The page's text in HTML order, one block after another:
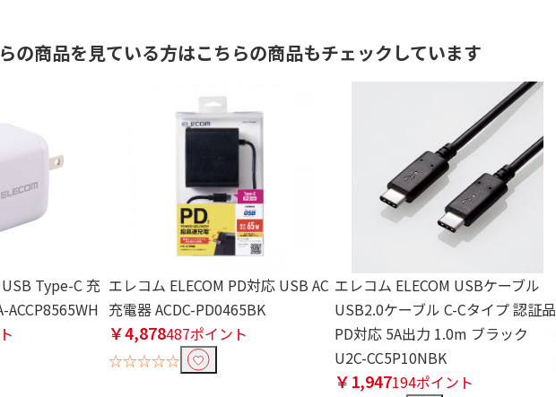
の商品を見ている方はこちらの商品もチェックしています
Type-C 充
ACCP8565WH
エレコム ELECOM PD対応 USB AC
充電器 ACDC-PD0465BK
￥4,878487ポイント
☆☆☆☆☆
エレコム ELECOM USBケーブル
USB2.0ケーブル C-Cタイプ 認証品
PD対応 5A出力 1.0m ブラック
U2C-CC5P10NBK
￥1,947194ポイント